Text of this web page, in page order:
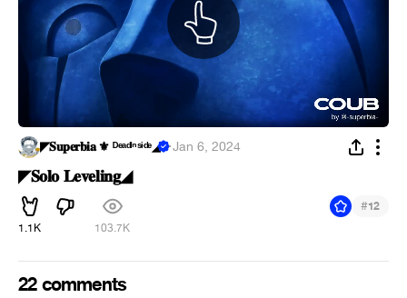
◤𝐒𝐮𝐩𝐞𝐫𝐛𝐢𝐚 ⚜︎ ᴰᵉᵃᵈᴵⁿˢᶤᵈᵉ◢ ·Jan 6, 2024
◤𝐒𝐨𝐥𝐨 𝐋𝐞𝐯𝐞𝐥𝐢𝐧𝐠◢
1.1K 103.7K
#12
22 comments